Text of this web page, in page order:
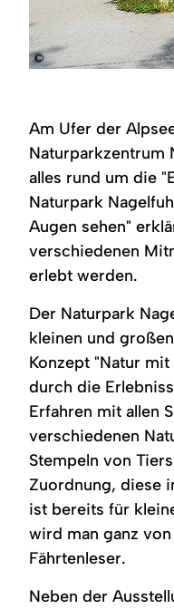
©
-
ein
unterirdischer
Schatz
Am Ufer der
Naturparkzentrum
alles rund um die
Naturpark
Augen sehen"
verschiedenen
erlebt werden.
Der Naturpark
kleinen und
Konzept "Natur
durch die
Erfahren mit allen
verschiedenen
Stempeln von
Zuordnung, diese
ist bereits für
wird man ganz
Fährtenleser.
Neben der